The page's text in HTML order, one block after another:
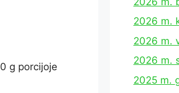
g porcijoje
2026 m.
2026 m.
2026 m.
2025 m.